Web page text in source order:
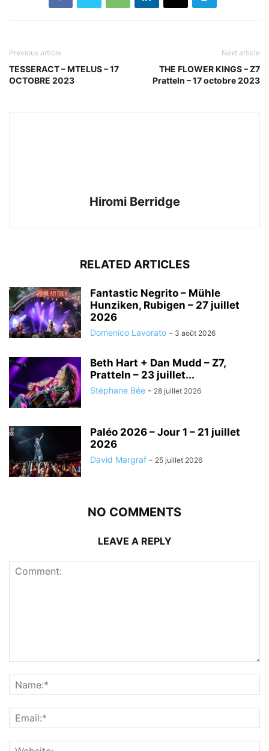
Previous article
TESSERACT – MTELUS – 17
OCTOBRE 2023
Next article
THE FLOWER KINGS – Z7
Pratteln – 17 octobre 2023
Hiromi Berridge
RELATED ARTICLES
Fantastic Negrito – Mühle
Hunziken, Rubigen – 27 juillet
2026
Domenico Lavorato - 3 août 2026
Beth Hart + Dan Mudd – Z7,
Pratteln – 23 juillet...
Stéphane Bée - 28 juillet 2026
Paléo 2026 – Jour 1 – 21 juillet
2026
David Margraf - 25 juillet 2026
NO COMMENTS
LEAVE A REPLY